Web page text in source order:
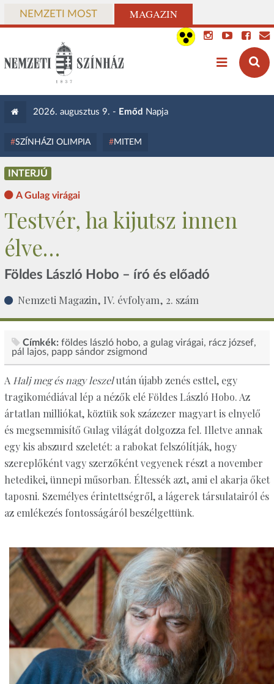
NEMZETI MOST MAGAZIN
2026. augusztus 9. - Emőd Napja
SZÍNHÁZI OLIMPIA MITEM
INTERJÚ
A Gulag virágai
Testvér, ha kijutsz innen
élve…
Földes László Hobo – író és előadó
Nemzeti Magazin, IV. évfolyam, 2. szám
Címkék: földes lászló hobo a gulag virágai
rácz józsef
pál lajos papp sándor zsigmond
A Halj meg és nagy leszelután újabb zenés esttel, egy
tragikomédiával lép a nézők elé Földes László Hobo. Az
ártatlan milliókat, köztük sok százezer magyart is elnyelő
és megsemmisítő Gulag világát dolgozza fel. Illetve annak
egy kis abszurd szeletét: a rabokat felszólítják, hogy
szereplőként vagy szerzőként vegyenek részt a november
hetedikei, ünnepi műsorban. Éltessék azt, ami el akarja őket
taposni. Személyes érintettségről, a lágerek társulatairól és
az emlékezés fontosságáról beszélgettünk.